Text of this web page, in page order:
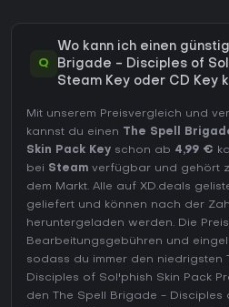
Q
Wo kann ich einen
Brigade - Disciples of
Steam Key oder CD Key
Mit unserem Preisvergleich und
kannst du einen The Spell
Skin Pack Key schon ab 4,99 €
bei Steam verfügbar und gehört
dem Markt. Alle auf XD.deals
geliefert und können nach der
heruntergeladen werden. Die
Bearbeitungsgebühren und
sodass du immer den niedrigsten
Disciples of Sol'phish Skin Pack
den The Spell Brigade - Disciples